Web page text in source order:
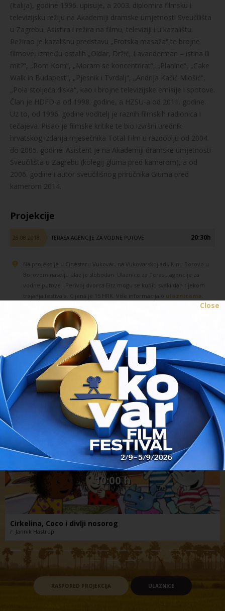
Close
(Italija), godine 1996. upisuje, a 2003. diplomira filmsku i
televizijsku režiju na Akademiji dramske umjetnosti Sveučilišta
u Zagrebu. Asistira i režira na filmu, televiziji i u kazalištu.
Režirao je kazališnu predstavu „Erotska masaža“ te brojne
filmove, između ostalih „Oidar, Držić, Lavanderman – istina ili
mit?“, „Rom Kom“, „Moram se koncentrirat“, „Planine“, „Cake
Walk in Budapest“, „Pjesnik i Tvrdalj“, „Andrija Kačić Miošić“,
„Pola stoljeća diska“, kao i brojne televizijske emisije i spotove.
Član je HDFD-a od 1998. godine, a HZSU-a od 2011. godine.
Uz to, od 1996. godine voditelj je raznih filmskih radionica i
tečajeva. Pisao je filmske kritike te bio izvršni urednik
hrvatskog izdanja mjesečnika Total Film u razdoblju od 2004.
do 2005. godine. Asistent je na Akademiji dramske umjetnosti
Sveučilišta u Zagrebu (kolegij gluma pred kamerom), a od
2006. godine i autor sveučilišnog priručnika Gluma pred
kamerom 2014.
Projekcije
26.08.2018. TERASA AGENCIJE ZA VODNE PUTOVE 20:30h
Na projekcije u Cinestaru Vukovar, na Vukovarskoj adi, Kinu Borovo u
Borovom naselju ulaz je slobodan. Ulaznice za Terasu agencije za
vodne putove i Perivoj dvorca Eltz mogu se kupiti svaki dan tijekom
trajanja festivala. Cijena je 15 HRK. Više informacija o ulaznicama
CICA MACA
PRETHODNI FILM SLJEDEĆI FILM
Program zadnjeg dana// 26.08.2018.
CINESTAR VUKOVAR
10:00 h
Cirkelina, Coco i divlji nosorog
r. Jannik Hastrup
RASPORED PROJEKCIJA ULAZNICE